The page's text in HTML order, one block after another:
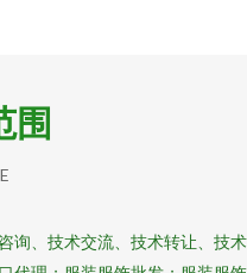
围
询、技术交流、技术转让、技术